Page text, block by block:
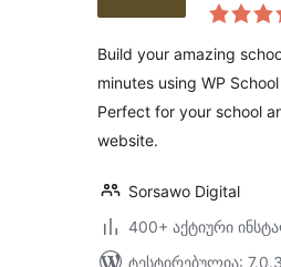
Build your amazing
minutes using WP
Perfect for your school
website.
Sorsawo Digital
400+ აქტიური
ტესტირებულია: 7.0.3